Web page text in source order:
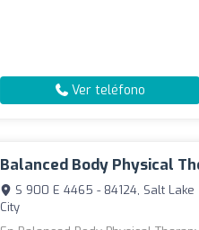
Ver teléfono
Balanced Body Physical
S 900 E 4465 - 84124, Salt Lake
City